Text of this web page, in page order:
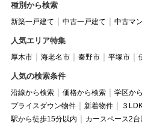
種別から検索
新築一戸建て 中古一戸建て 中古マ
人気エリア特集
厚木市 海老名市 秦野市 平塚市
人気の検索条件
沿線から検索 価格から検索 学区か
プライスダウン物件
新着物件
３
駅から徒歩15分以内
カースペース2台